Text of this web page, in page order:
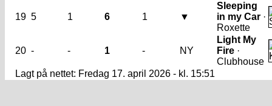
19 5 1 6 1 ▼
Sleeping
in my Car ·
Roxette
20 - - 1 - NY
Light My
Fire ·
Clubhouse
Lagt på nettet: Fredag 17. april 2026 - kl. 15:51